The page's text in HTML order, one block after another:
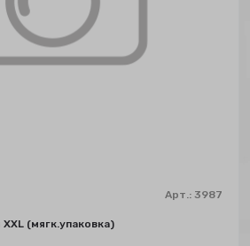
Арт.:3987
(мягк.упаковка)